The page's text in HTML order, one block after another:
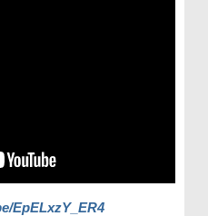
EpELxzY_ER4